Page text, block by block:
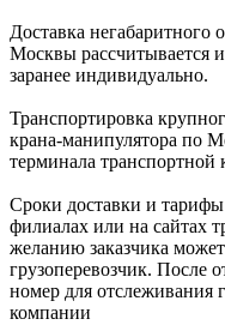
Доставка негабаритного
Москвы рассчитывается
заранее индивидуально.
Транспортировка
крана-манипулятора по
терминала транспортной
Сроки доставки и
филиалах или на сайтах
желанию заказчика
грузоперевозчик. После
номер для отслеживания
компании